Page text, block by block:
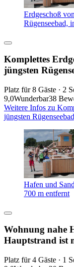
Erdgeschoß
Rügenseebad,
Komplettes
jüngsten
Platz für 8 Gäste · 2
9,0Wunderbar38
Weitere Infos zu
jüngsten
Hafen und
700 m entfernt
Wohnung nahe
Hauptstrand ist
Platz für 4 Gäste · 1